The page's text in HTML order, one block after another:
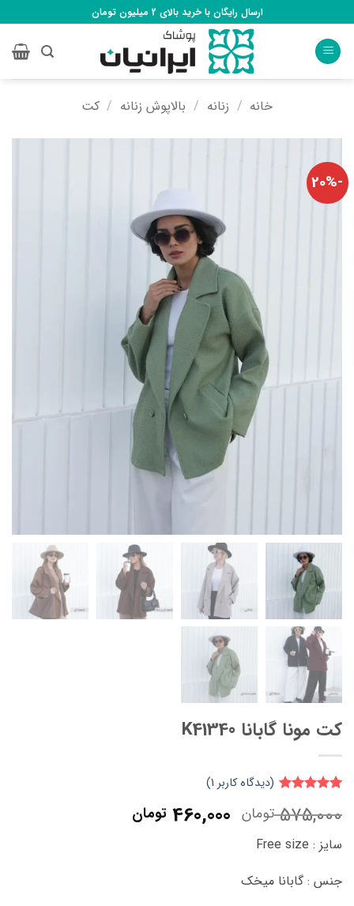
to
content
ارسال رایگان با خرید بالای 2 میلیون تومان
خانه / زنانه / بالاپوش زنانه / کت
-20%
کت مونا گابانا K41340
5 امتیاز
مشتری
(دیدگاه کاربر 1
)
575,000 تومان قیمت
اصلی:
460,000 تومان
سایز : Free size
جنس : گابانا میخک